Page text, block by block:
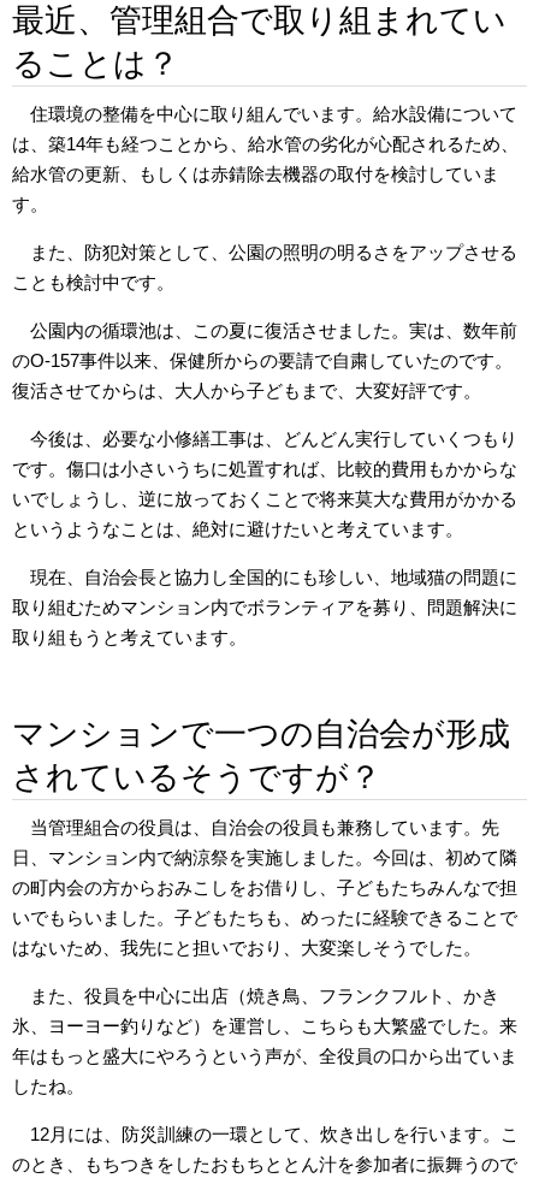
最近、管理組合で取り組まれてい
ることは？
住環境の整備を中心に取り組んでいます。給水設備について
は、築14年も経つことから、給水管の劣化が心配されるため、
給水管の更新、もしくは赤錆除去機器の取付を検討していま
す。
また、防犯対策として、公園の照明の明るさをアップさせる
ことも検討中です。
公園内の循環池は、この夏に復活させました。実は、数年前
のO-157事件以来、保健所からの要請で自粛していたのです。
復活させてからは、大人から子どもまで、大変好評です。
今後は、必要な小修繕工事は、どんどん実行していくつもり
です。傷口は小さいうちに処置すれば、比較的費用もかからな
いでしょうし、逆に放っておくことで将来莫大な費用がかかる
というようなことは、絶対に避けたいと考えています。
現在、自治会長と協力し全国的にも珍しい、地域猫の問題に
取り組むためマンション内でボランティアを募り、問題解決に
取り組もうと考えています。
マンションで一つの自治会が形成
されているそうですが？
当管理組合の役員は、自治会の役員も兼務しています。先
日、マンション内で納涼祭を実施しました。今回は、初めて隣
の町内会の方からおみこしをお借りし、子どもたちみんなで担
いでもらいました。子どもたちも、めったに経験できることで
はないため、我先にと担いでおり、大変楽しそうでした。
また、役員を中心に出店（焼き鳥、フランクフルト、かき
氷、ヨーヨー釣りなど）を運営し、こちらも大繁盛でした。来
年はもっと盛大にやろうという声が、全役員の口から出ていま
したね。
12月には、防災訓練の一環として、炊き出しを行います。こ
のとき、もちつきをしたおもちととん汁を参加者に振舞うので